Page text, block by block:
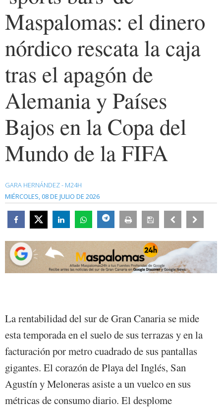
Maspalomas: el dinero
nórdico rescata la caja
tras el apagón de
Alemania y Países
Bajos en la Copa del
Mundo de la FIFA
GARA HERNÁNDEZ - M24H
MIÉRCOLES, 08 DE JULIO DE 2026
La rentabilidad del sur de Gran Canaria se mide
esta temporada en el suelo de sus terrazas y en la
facturación por metro cuadrado de sus pantallas
gigantes. El corazón de Playa del Inglés, San
Agustín y Meloneras asiste a un vuelco en sus
métricas de consumo diario. El desplome